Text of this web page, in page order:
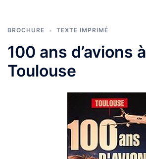
BROCHURE TEXTE IMPRIMÉ
100 ans d’avions à
Toulouse